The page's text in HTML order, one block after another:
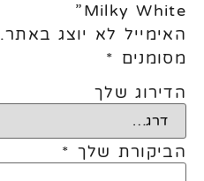
Milky White”
האימייל לא יוצג באתר.
מסומנים *
הדירוג שלך
הביקורת שלך *